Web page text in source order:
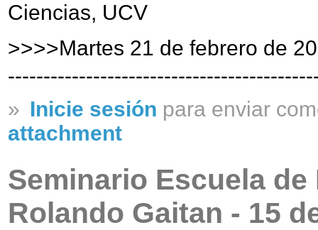
Ciencias, UCV
>>>>Martes 21 de febrero de
» Inicie sesión para enviar
attachment
Seminario Escuela de
Rolando Gaitan - 15